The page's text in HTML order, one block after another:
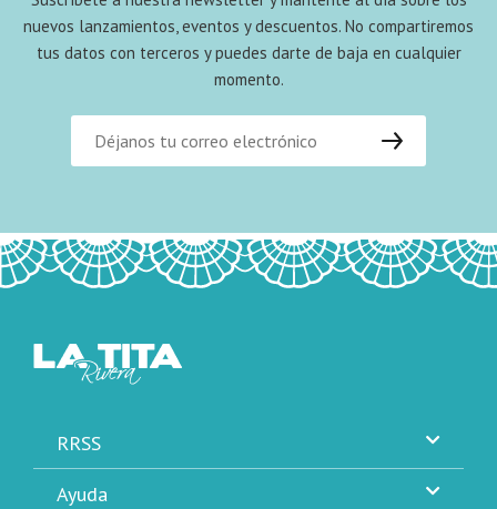
nuevos lanzamientos, eventos y descuentos. No compartiremos
tus datos con terceros y puedes darte de baja en cualquier
momento.
RRSS
Ayuda